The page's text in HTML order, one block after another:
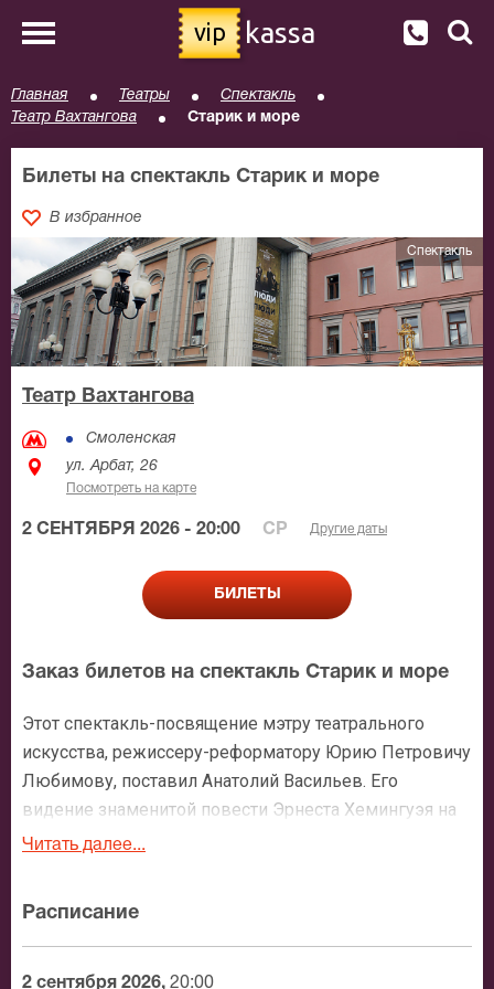
vip kassa
Главная Театры
Спектакль
Театр Вахтангова
Старик и море
Билеты на спектакль Старик и море
В избранное
Спектакль
Театр Вахтангова
Смоленская
ул. Арбат, 26
Посмотреть на карте
2 СЕНТЯБРЯ 2026 - 20:00 СР Другие даты
БИЛЕТЫ
Заказ билетов на спектакль Старик и море
Этот спектакль-посвящение мэтру театрального
искусства, режиссеру-реформатору Юрию Петровичу
Любимову, поставил Анатолий Васильев. Его
видение знаменитой повести Эрнеста Хемингуэя на
сцене воплотила актриса, чей талант завораживает
спектаклю композитор Владимир Мартынов написал
музыку.
Читать далее...
Расписание
2 сентября 2026, 20:00